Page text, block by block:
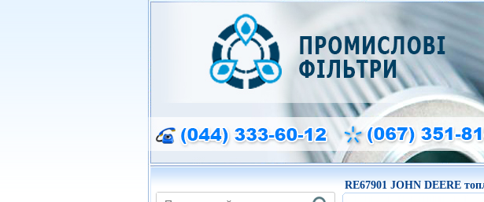
RE67901 JOHN DEERE